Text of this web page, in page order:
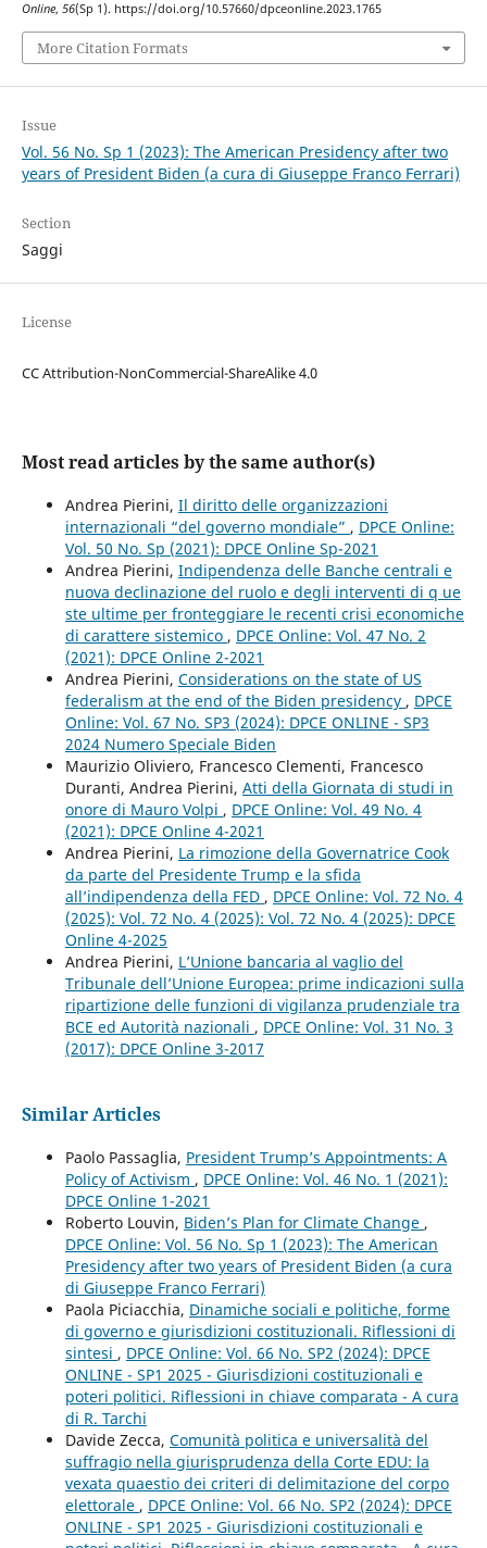
Online, 56(Sp 1). https://doi.org/10.57660/dpceonline.2023.1765
More Citation Formats
Issue
Vol. 56 No. Sp 1 (2023): The American Presidency after two
years of President Biden (a cura di Giuseppe Franco Ferrari)
Section
Saggi
License
CC Attribution-NonCommercial-ShareAlike 4.0
Most read articles by the same author(s)
Andrea Pierini, Il diritto delle organizzazioni
internazionali “del governo mondiale” , DPCE Online:
Vol. 50 No. Sp (2021): DPCE Online Sp-2021
Andrea Pierini, Indipendenza delle Banche centrali e
nuova declinazione del ruolo e degli interventi di q ue
ste ultime per fronteggiare le recenti crisi economiche
di carattere sistemico , DPCE Online: Vol. 47 No. 2
(2021): DPCE Online 2-2021
Andrea Pierini, Considerations on the state of US
federalism at the end of the Biden presidency , DPCE
Online: Vol. 67 No. SP3 (2024): DPCE ONLINE - SP3
2024 Numero Speciale Biden
Maurizio Oliviero, Francesco Clementi, Francesco
Duranti, Andrea Pierini, Atti della Giornata di studi in
onore di Mauro Volpi , DPCE Online: Vol. 49 No. 4
(2021): DPCE Online 4-2021
Andrea Pierini, La rimozione della Governatrice Cook
da parte del Presidente Trump e la sfida
all’indipendenza della FED , DPCE Online: Vol. 72 No. 4
(2025): Vol. 72 No. 4 (2025): Vol. 72 No. 4 (2025): DPCE
Online 4-2025
Andrea Pierini, L’Unione bancaria al vaglio del
Tribunale dell’Unione Europea: prime indicazioni sulla
ripartizione delle funzioni di vigilanza prudenziale tra
BCE ed Autorità nazionali , DPCE Online: Vol. 31 No. 3
(2017): DPCE Online 3-2017
Similar Articles
Paolo Passaglia, President Trump’s Appointments: A
Policy of Activism , DPCE Online: Vol. 46 No. 1 (2021):
DPCE Online 1-2021
Roberto Louvin, Biden’s Plan for Climate Change ,
DPCE Online: Vol. 56 No. Sp 1 (2023): The American
Presidency after two years of President Biden (a cura
di Giuseppe Franco Ferrari)
Paola Piciacchia, Dinamiche sociali e politiche, forme
di governo e giurisdizioni costituzionali. Riflessioni di
sintesi , DPCE Online: Vol. 66 No. SP2 (2024): DPCE
ONLINE - SP1 2025 - Giurisdizioni costituzionali e
poteri politici. Riflessioni in chiave comparata - A cura
di R. Tarchi
Davide Zecca, Comunità politica e universalità del
suffragio nella giurisprudenza della Corte EDU: la
vexata quaestio dei criteri di delimitazione del corpo
elettorale , DPCE Online: Vol. 66 No. SP2 (2024): DPCE
ONLINE - SP1 2025 - Giurisdizioni costituzionali e